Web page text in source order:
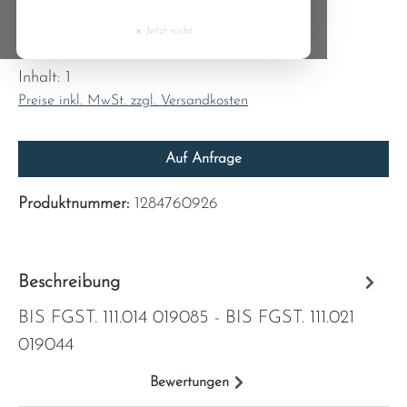
Inhalt: 1
Preise inkl. MwSt. zzgl. Versandkosten
Auf Anfrage
Produktnummer: 1284760926
Beschreibung
BIS FGST. 111.014 019085 - BIS FGST. 111.021
019044
Bewertungen
Czech Republic
Denmark
Finland
Hungary
× Jetzt nicht